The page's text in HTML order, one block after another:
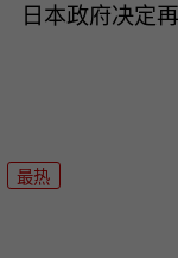
日本政府决定
最热